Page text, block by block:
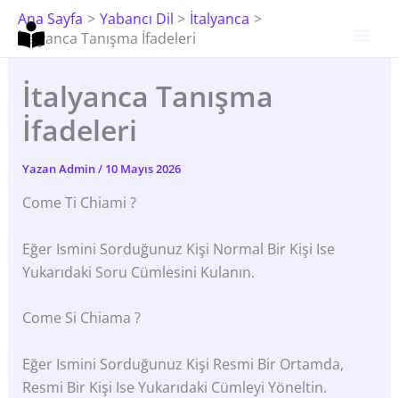
İçeriğe
Atla
Ana Sayfa Yabancı Dil
İtalyanca
İtalyanca Tanışma İfadeleri
İtalyanca Tanışma
İfadeleri
YazanAdmin/ 10 Mayıs 2026
Come Ti Chiami ?
Eğer Ismini Sorduğunuz Kişi Normal Bir Kişi Ise
Yukarıdaki Soru Cümlesini Kulanın.
Come Si Chiama ?
Eğer Ismini Sorduğunuz Kişi Resmi Bir Ortamda,
Resmi Bir Kişi Ise Yukarıdaki Cümleyi Yöneltin.